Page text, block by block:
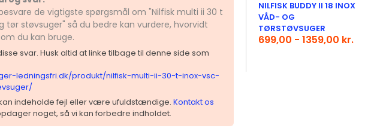
de vigtigste spørgsmål om "Nilfisk multi ii 30 t
tør støvsuger" så du bedre kan vurdere, hvorvidt
du kan bruge.
svar. Husk altid at linke tilbage til denne side som
ledningsfri.dk/produkt/nilfisk-multi-ii-30-t-inox-vsc-
indeholde fejl eller være ufuldstændige. Kontakt os
noget, så vi kan forbedre indholdet.
NILFISK BUDDY II 18 INOX
VÅD- OG
TØRSTØVSUGER
699,00 - 1359,00 kr.